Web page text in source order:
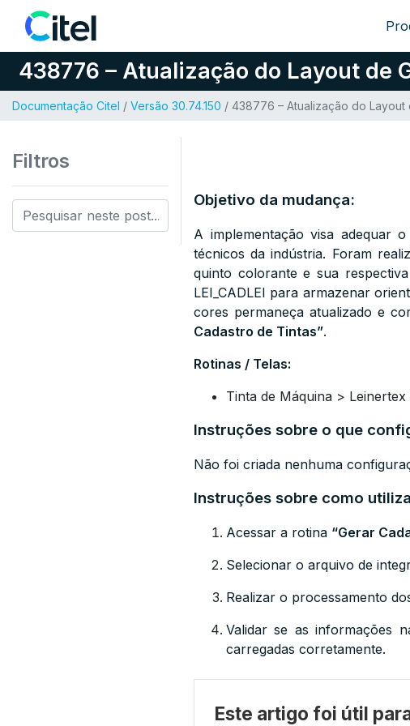
Pular para o conteúdo
438776 – Atualização do Layout de
Documentação Citel / Versão 30.74.150 / 438776 – Atualização do Layout
Filtros
Objetivo da mudança:
A implementação visa adequar
técnicos da indústria. Foram
quinto colorante e sua
LEI_CADLEI para armazenar
cores permaneça atualizado e
Cadastro de Tintas”.
Rotinas / Telas:
Tinta de Máquina > Leinertex
Instruções sobre o que
Não foi criada nenhuma
Instruções sobre como
Acessar a rotina “Gerar
Selecionar o arquivo de
Realizar o processamento
Validar se as informações
carregadas corretamente.
Este artigo foi útil